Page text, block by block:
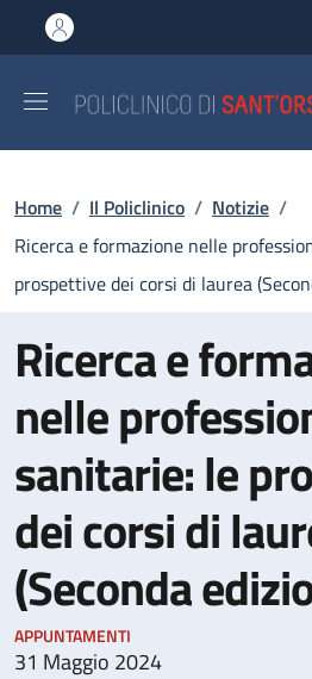
al contenuto principale
to footer content
Briciole di pane
Home / Il Policlinico / Notizie /
Ricerca e formazione nelle
prospettive dei corsi di laurea
Ricerca e
nelle
sanitarie: le
dei corsi di
(Seconda
APPUNTAMENTI
31 Maggio 2024